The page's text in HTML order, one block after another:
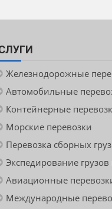
Железнодорожные
Автомобильные
Контейнерные
Морские перевозки
Перевозка сборных
Экспедирование грузов
Авиационные
Международные